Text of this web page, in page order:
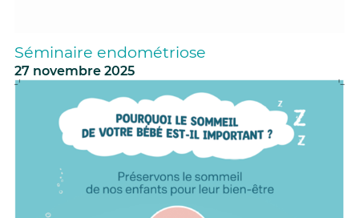
Séminaire endométriose
27 novembre 2025